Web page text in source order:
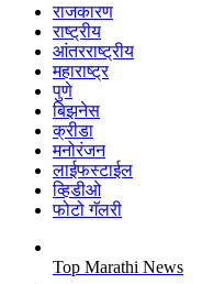
राजकारण
राष्ट्रीय
आंतरराष्ट्रीय
महाराष्ट्र
पुणे
बिझनेस
क्रीडा
मनोरंजन
लाईफस्टाईल
व्हिडीओ
फोटो गॅलरी
Top Marathi News